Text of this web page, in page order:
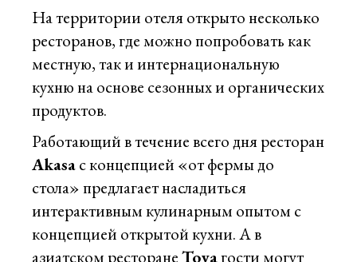
На территории отеля открыто несколько
ресторанов, где можно попробовать как
местную, так и интернациональную
кухню на основе сезонных и органических
продуктов.
Работающий в течение всего дня ресторан
Akasaс концепцией «от фермы до
стола» предлагает насладиться
интерактивным кулинарным опытом с
концепцией открытой кухни. А в
азиатском ресторанеToyaгости могут